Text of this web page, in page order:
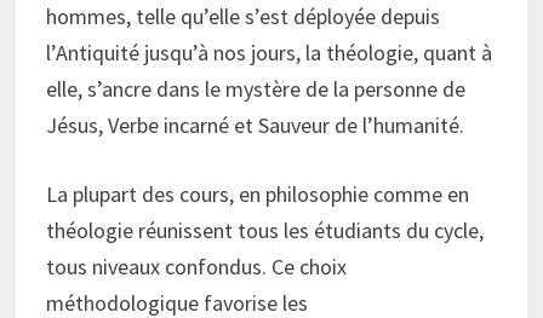
hommes, telle qu’elle s’est déployée depuis
l’Antiquité jusqu’à nos jours, la théologie, quant à
elle, s’ancre dans le mystère de la personne de
Jésus, Verbe incarné et Sauveur de l’humanité.
La plupart des cours, en philosophie comme en
théologie réunissent tous les étudiants du cycle,
tous niveaux confondus. Ce choix
méthodologique favorise les